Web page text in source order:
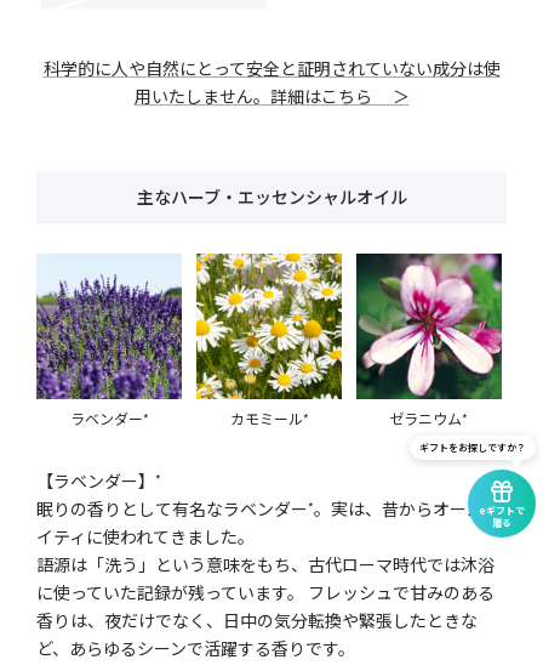
科学的に人や自然にとって安全と証明されていない成分は使
用いたしません。詳細はこちら ＞
主なハーブ・エッセンシャルオイル
ラベンダー* カモミール* ゼラニウム*
【ラベンダー】*
眠りの香りとして有名なラベンダー*。実は、昔からオールマ
イティに使われてきました。
語源は「洗う」という意味をもち、古代ローマ時代では沐浴
に使っていた記録が残っています。 フレッシュで甘みのある
香りは、夜だけでなく、日中の気分転換や緊張したときな
ど、あらゆるシーンで活躍する香りです。
eギフトで
贈る
ギフトをお探しですか？